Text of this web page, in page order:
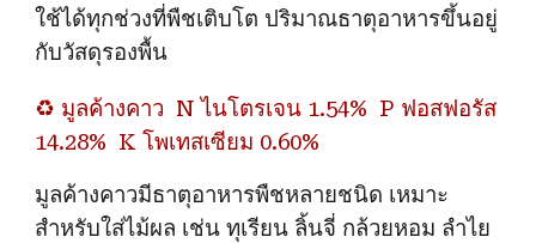
ใช้ได้ทุกช่วงที่พืชเติบโต ปริมาณธาตุอาหารขึ้นอยู่
กับวัสดุรองพื้น
♻️ มูลค้างคาว N ไนโตรเจน 1.54% P ฟอสฟอรัส
14.28% K โพเทสเซียม 0.60%
มูลค้างคาวมีธาตุอาหารพืชหลายชนิด เหมาะ
สำหรับใส่ไม้ผล เช่น ทุเรียน ลิ้นจี่ กล้วยหอม ลำไย